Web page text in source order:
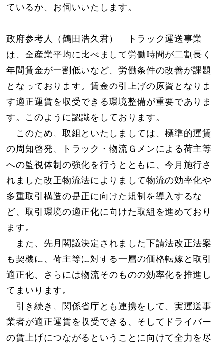
ているか、お伺いいたします。
政府参考人（鶴田浩久君） トラック運送事業
は、全産業平均に比べまして労働時間が二割長く
年間賃金が一割低いなど、労働条件の改善が課題
となっております。賃金の引上げの原資となりま
す適正運賃を収受できる環境整備が重要でありま
す。このように認識をしております。
このため、取組といたしましては、標準的運賃
の周知啓発、トラック・物流Ｇメンによる荷主等
への監視体制の強化を行うとともに、今月施行さ
れました改正物流法によりまして物流の効率化や
多重取引構造の是正に向けた規制を導入するな
ど、取引環境の適正化に向けた取組を進めており
ます。
また、先月閣議決定されました下請法改正法案
も契機に、荷主等に対する一層の価格転嫁と取引
適正化、さらには物流そのものの効率化を推進し
てまいります。
引き続き、関係省庁とも連携をして、実運送事
業者が適正運賃を収受できる、そしてドライバー
の賃上げにつながるということに向けて全力を尽